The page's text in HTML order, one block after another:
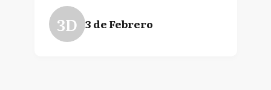
3D 3 de Febrero